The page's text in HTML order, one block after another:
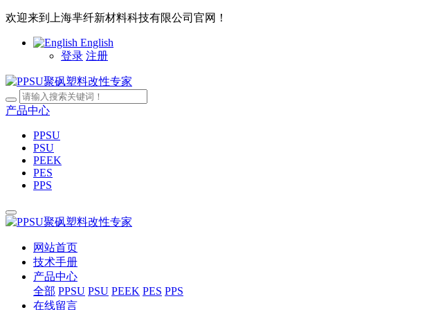
欢迎来到上海芈纤新材料科技有限公司官网！
English
登录 注册
产品中心
PPSU
PSU
PEEK
PES
PPS
网站首页
技术手册
产品中心
全部 PPSU PSU PEEK PES PPS
在线留言